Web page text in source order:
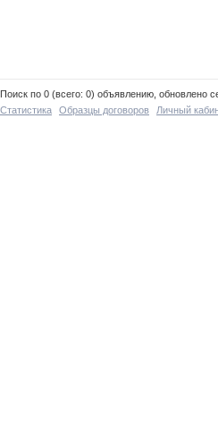
Поиск по 0 (всего: 0) объявлению, обновлено
Статистика
Образцы договоров Личный